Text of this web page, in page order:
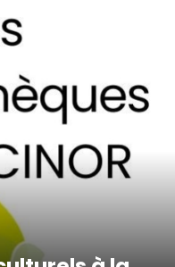
En savoir +